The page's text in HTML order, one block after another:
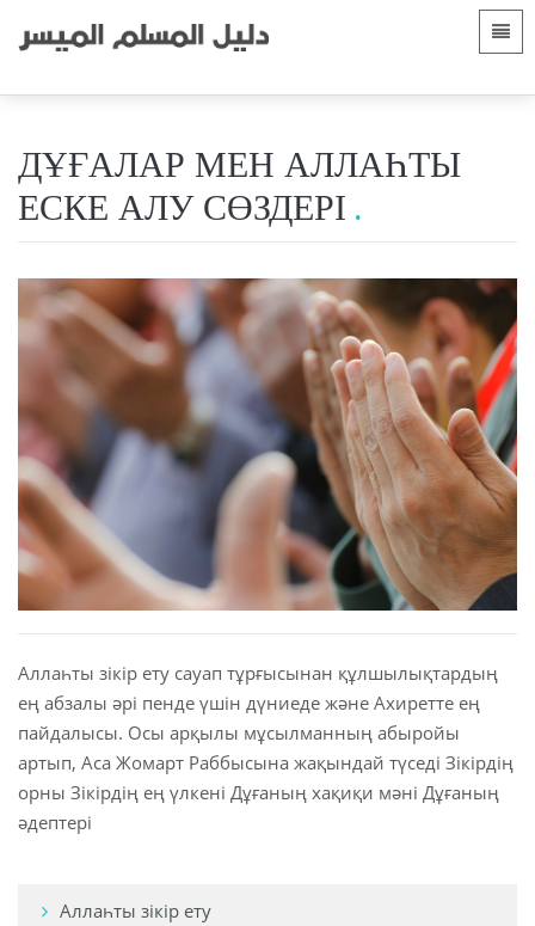
الأقسام العربية
Bosanski
简体中文
English
Français
Hausa
Bahasa Indonesia
Қазақ
Русский
Somali
Kiswahili
Türkçe
ДҰҒАЛАР МЕН АЛЛАҺТЫ
ЕСКЕ АЛУ СӨЗДЕРІ
Аллаһты зікір ету сауап тұрғысынан құлшылықтардың
ең абзалы әрі пенде үшін дүниеде және Ахиретте ең
пайдалысы. Осы арқылы мұсылманның абыройы
артып, Аса Жомарт Раббысына жақындай түседі Зікірдің
орны Зікірдің ең үлкені Дұғаның хақиқи мәні Дұғаның
әдептері
Аллаһты зікір ету